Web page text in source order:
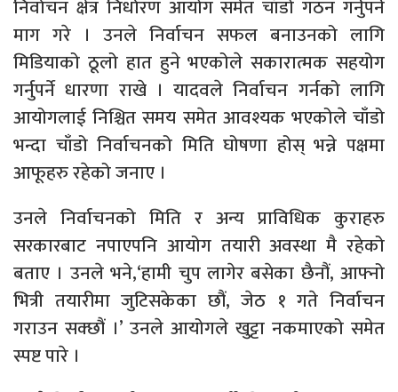
निर्वाचन क्षेत्र निर्धारण आयोग समेत चाँडो गठन गर्नुपर्ने
माग गरे । उनले निर्वाचन सफल बनाउनको लागि
मिडियाको ठूलो हात हुने भएकोले सकारात्मक सहयोग
गर्नुपर्ने धारणा राखे । यादवले निर्वाचन गर्नको लागि
आयोगलाई निश्चित समय समेत आवश्यक भएकोले चाँडो
भन्दा चाँडो निर्वाचनको मिति घोषणा होस् भन्ने पक्षमा
आफूहरु रहेको जनाए ।
उनले निर्वाचनको मिति र अन्य प्राविधिक कुराहरु
सरकारबाट नपाएपनि आयोग तयारी अवस्था मै रहेको
बताए । उनले भने,‘हामी चुप लागेर बसेका छैनौं, आफ्नो
भित्री तयारीमा जुटिसकेका छौं, जेठ १ गते निर्वाचन
गराउन सक्छौं ।’ उनले आयोगले खुट्टा नकमाएको समेत
स्पष्ट पारे ।